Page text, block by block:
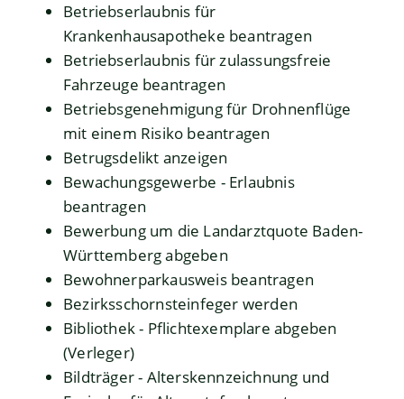
Betriebserlaubnis für
Krankenhausapotheke beantragen
Betriebserlaubnis für zulassungsfreie
Fahrzeuge beantragen
Betriebsgenehmigung für Drohnenflüge
mit einem Risiko beantragen
Betrugsdelikt anzeigen
Bewachungsgewerbe - Erlaubnis
beantragen
Bewerbung um die Landarztquote Baden-
Württemberg abgeben
Bewohnerparkausweis beantragen
Bezirksschornsteinfeger werden
Bibliothek - Pflichtexemplare abgeben
(Verleger)
Bildträger - Alterskennzeichnung und